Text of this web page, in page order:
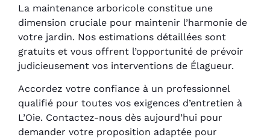
La maintenance arboricole constitue une
dimension cruciale pour maintenir l’harmonie de
votre jardin. Nos estimations détaillées sont
gratuits et vous offrent l’opportunité de prévoir
judicieusement vos interventions de Élagueur.
Accordez votre confiance à un professionnel
qualifié pour toutes vos exigences d’entretien à
L’Oie. Contactez-nous dès aujourd’hui pour
demander votre proposition adaptée pour